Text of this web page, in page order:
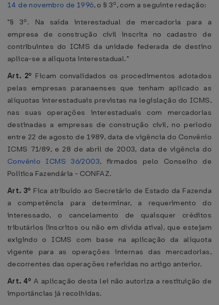
14 de novembro de 1996, o § 3º, com a seguinte redação:
"§ 3º. Na saída interestadual de mercadoria para a
empresa de construção civil inscrita no cadastro de
contribuintes do ICMS da unidade federada de destino
aplica-se a alíquota interestadual."
Art. 2º Ficam convalidados os procedimentos adotados
pelas empresas paranaenses que tenham aplicado as
alíquotas interestaduais previstas na legislação do ICMS,
nas suas operações interestaduais com mercadorias
destinadas a empresas de construção civil, no período
entre 22 de agosto de 1989, data de vigência do Convênio
ICMS 71/89, e 28 de abril de 2003, data de vigência do
Convênio ICMS 36/2003, firmados pelo Conselho de
Política Fazendária - CONFAZ.
Art. 3º Fica atribuído ao Secretário de Estado da Fazenda
a competência para determinar, a requerimento do
interessado, o cancelamento de quaisquer créditos
tributários (inscritos ou não em dívida ativa), que estejam
exigindo o ICMS com base na aplicação da alíquota
vigente para as operações internas das mercadorias,
decorrentes das operações referidas no artigo anterior.
Art. 4º A aplicação desta lei não autoriza a restituição de
importâncias já recolhidas.